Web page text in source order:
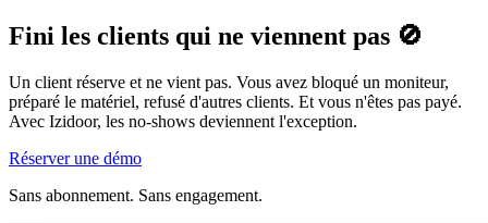
Fini les clients qui ne viennent pas 🚫
Un client réserve et ne vient pas. Vous avez bloqué un moniteur,
préparé le matériel, refusé d'autres clients. Et vous n'êtes pas payé.
Avec Izidoor, les no-shows deviennent l'exception.
Réserver une démo
Sans abonnement. Sans engagement.